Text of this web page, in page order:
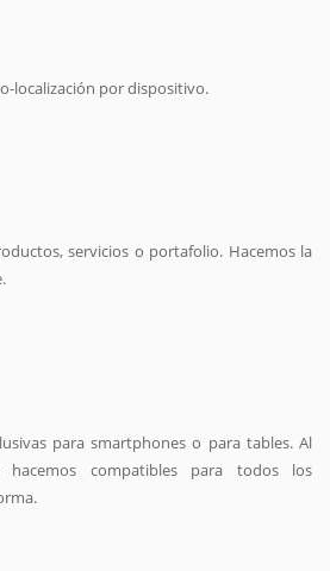
localización por dispositivo.
servicios o portafolio. Hacemos la
para smartphones o para tables. Al
hacemos compatibles para todos los